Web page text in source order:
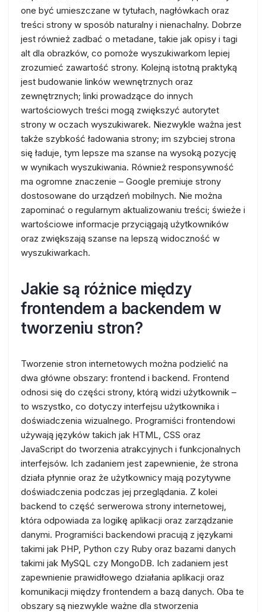
one być umieszczane w tytułach, nagłówkach oraz
treści strony w sposób naturalny i nienachalny. Dobrze
jest również zadbać o metadane, takie jak opisy i tagi
alt dla obrazków, co pomoże wyszukiwarkom lepiej
zrozumieć zawartość strony. Kolejną istotną praktyką
jest budowanie linków wewnętrznych oraz
zewnętrznych; linki prowadzące do innych
wartościowych treści mogą zwiększyć autorytet
strony w oczach wyszukiwarek. Niezwykle ważna jest
także szybkość ładowania strony; im szybciej strona
się ładuje, tym lepsze ma szanse na wysoką pozycję
w wynikach wyszukiwania. Również responsywność
ma ogromne znaczenie – Google premiuje strony
dostosowane do urządzeń mobilnych. Nie można
zapominać o regularnym aktualizowaniu treści; świeże i
wartościowe informacje przyciągają użytkowników
oraz zwiększają szanse na lepszą widoczność w
wyszukiwarkach.
Jakie są różnice między
frontendem a backendem w
tworzeniu stron?
Tworzenie stron internetowych można podzielić na
dwa główne obszary: frontend i backend. Frontend
odnosi się do części strony, którą widzi użytkownik –
to wszystko, co dotyczy interfejsu użytkownika i
doświadczenia wizualnego. Programiści frontendowi
używają języków takich jak HTML, CSS oraz
JavaScript do tworzenia atrakcyjnych i funkcjonalnych
interfejsów. Ich zadaniem jest zapewnienie, że strona
działa płynnie oraz że użytkownicy mają pozytywne
doświadczenia podczas jej przeglądania. Z kolei
backend to część serwerowa strony internetowej,
która odpowiada za logikę aplikacji oraz zarządzanie
danymi. Programiści backendowi pracują z językami
takimi jak PHP, Python czy Ruby oraz bazami danych
takimi jak MySQL czy MongoDB. Ich zadaniem jest
zapewnienie prawidłowego działania aplikacji oraz
komunikacji między frontendem a bazą danych. Oba te
obszary są niezwykle ważne dla stworzenia